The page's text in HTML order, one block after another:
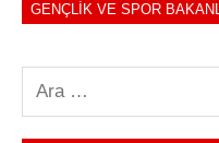
GENÇLIK VE SPOR